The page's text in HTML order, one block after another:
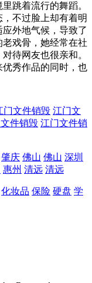
跳着流行的舞蹈。
不过脸上却有着明
外地气候，导致了
骨，她经常在社
待网友也很亲和。
秀作品的同时，也
门文件销毁 江门文
件销毁 江门文件销
肇庆 佛山 佛山 深圳
惠州 清远 清远
化妆品 保险 硬盘 学